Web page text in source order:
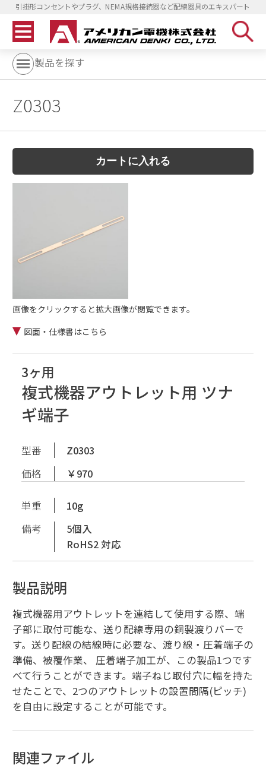
引掛形コンセントやプラグ、NEMA規格接続器など配線器具のエキスパート
製品を探す
Z0303
画像をクリックすると拡大画像が閲覧できます。
図面・仕様書はこちら
3ヶ用
複式機器アウトレット用 ツナ
ギ端子
型番
Z0303
価格
￥970
単重
10g
備考
5個入
RoHS2 対応
製品説明
複式機器用アウトレットを連結して使用する際、端
子部に取付可能な、送り配線専用の銅製渡りバーで
す。送り配線の結線時に必要な、渡り線・圧着端子の
準備、被覆作業、 圧着端子加工が、この製品1つです
べて行うことができます。端子ねじ取付穴に幅を持た
せたことで、2つのアウトレットの設置間隔(ピッチ)
を自由に設定することが可能です。
関連ファイル